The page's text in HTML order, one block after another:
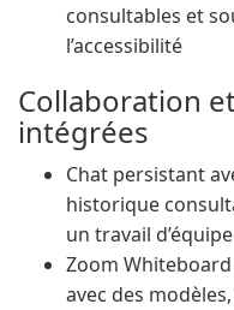
consultables et
l’accessibilité
Collaboration
intégrées
Chat persistant
historique
un travail
Zoom
avec des